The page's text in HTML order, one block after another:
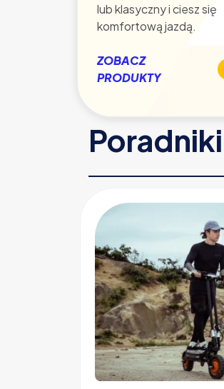
lub klasyczny i ciesz się
komfortową jazdą.
ZOBACZ
PRODUKTY